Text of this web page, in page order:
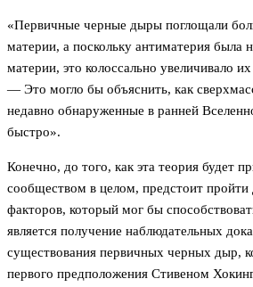
«Первичные черные дыры поглощали
материи, а поскольку антиматерия была
материи, это колоссально увеличивало
— Это могло бы объяснить, как
недавно обнаруженные в ранней
быстро».
Конечно, до того, как эта теория будет
сообществом в целом, предстоит
факторов, который мог бы
является получение наблюдательных
существования первичных черных дыр,
первого предположения Стивеном